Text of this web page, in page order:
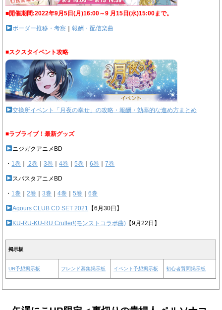
■開催期間:2022年9月5日(月)16:00～9 月15日(水)15:00まで。
ボーダー推移・考察 ｜報酬・配信楽曲
■スクスタイベント攻略
交換所イベント「月夜の幸せ」の攻略・報酬・効率的な進め方まとめ
■ラブライブ！最新グッズ
ニジガクアニメBD
・ 1巻 2巻 ｜3巻 ｜4巻 ｜5巻 ｜6巻 ｜7巻
スパスタアニメBD
・ 1巻 ｜2巻 ｜3巻 ｜4巻 ｜5巻 ｜6巻
Aqours CLUB CD SET 2021 【6月30日】
KU-RU-KU-RU Cruller!(モンストコラボ曲) 【9月22日】
掲示板
UR予想掲示板 フレンド募集掲示板 イベント予想掲示板 初心者質問掲示板